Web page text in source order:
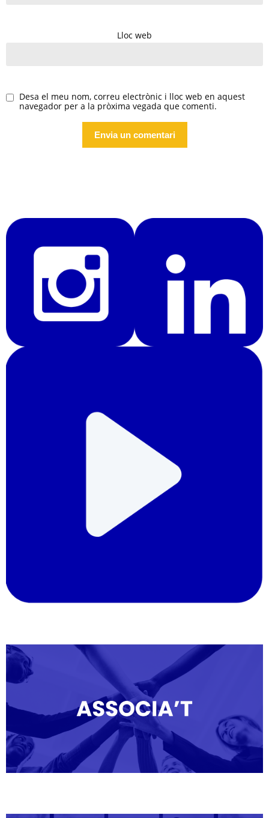
Lloc web
Desa el meu nom, correu electrònic i lloc web en aquest
navegador per a la pròxima vegada que comenti.